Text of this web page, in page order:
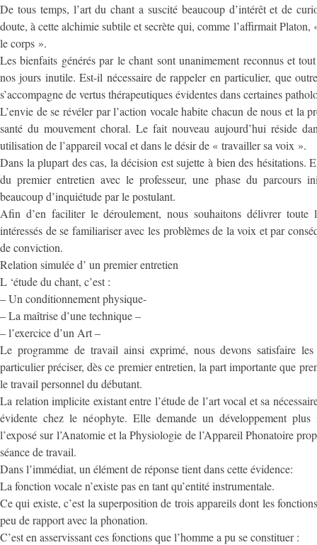
De tous temps, l’art du chant a suscité beaucoup d’intérêt et de
doute, à cette alchimie subtile et secrète qui, comme l’affirmait Platon,
le corps ».
Les bienfaits générés par le chant sont unanimement reconnus et
nos jours inutile. Est-il nécessaire de rappeler en particulier, que
s’accompagne de vertus thérapeutiques évidentes dans certaines
L’envie de se révéler par l’action vocale habite chacun de nous et la
santé du mouvement choral. Le fait nouveau aujourd’hui réside
utilisation de l’appareil vocal et dans le désir de « travailler sa voix ».
Dans la plupart des cas, la décision est sujette à bien des hésitations.
du premier entretien avec le professeur, une phase du parcours
beaucoup d’inquiétude par le postulant.
Afin d’en faciliter le déroulement, nous souhaitons délivrer toute
intéressés de se familiariser avec les problèmes de la voix et par
de conviction.
Relation simulée d’ un premier entretien
L ‘étude du chant, c’est :
– Un conditionnement physique-
– La maîtrise d’une technique –
– l’exercice d’un Art –
Le programme de travail ainsi exprimé, nous devons satisfaire
particulier préciser, dès ce premier entretien, la part importante que
le travail personnel du débutant.
La relation implicite existant entre l’étude de l’art vocal et sa
évidente chez le néophyte. Elle demande un développement
l’exposé sur l’Anatomie et la Physiologie de l’Appareil Phonatoire
séance de travail.
Dans l’immédiat, un élément de réponse tient dans cette évidence:
La fonction vocale n’existe pas en tant qu’entité instrumentale.
Ce qui existe, c’est la superposition de trois appareils dont les
peu de rapport avec la phonation.
C’est en asservissant ces fonctions que l’homme a pu se constituer :